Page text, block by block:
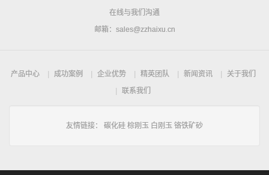
在线与我们沟通
邮箱：sales@zzhaixu.cn
产品中心 成功案例 企业优势 精英团队 新闻资讯
关于我们
联系我们
友情链接： 碳化硅 棕刚玉 白刚玉 铬铁矿砂